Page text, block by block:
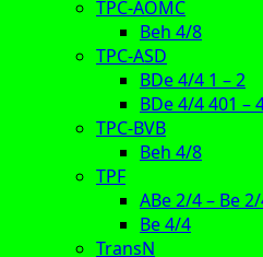
TPC-AOMC
Beh 4/8
TPC-ASD
BDe 4/4 1 – 2
BDe 4/4 401 –
TPC-BVB
Beh 4/8
TPF
ABe 2/4 – Be
Be 4/4
TransN